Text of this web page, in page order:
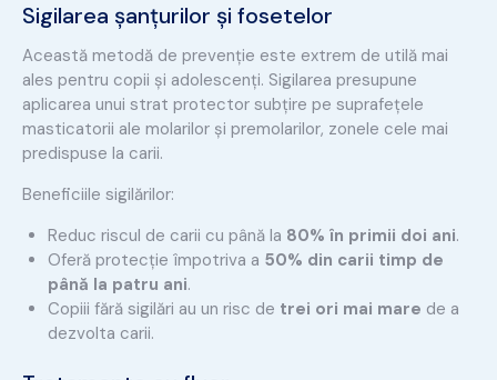
Sigilarea șanțurilor și fosetelor
Această metodă de prevenție este extrem de utilă mai
ales pentru copii și adolescenți. Sigilarea presupune
aplicarea unui strat protector subțire pe suprafețele
masticatorii ale molarilor și premolarilor, zonele cele mai
predispuse la carii.
Beneficiile sigilărilor:
Reduc riscul de carii cu până la 80% în primii doi ani.
Oferă protecție împotriva a 50% din carii timp de
până la patru ani.
Copiii fără sigilări au un risc de trei ori mai mare de a
dezvolta carii.